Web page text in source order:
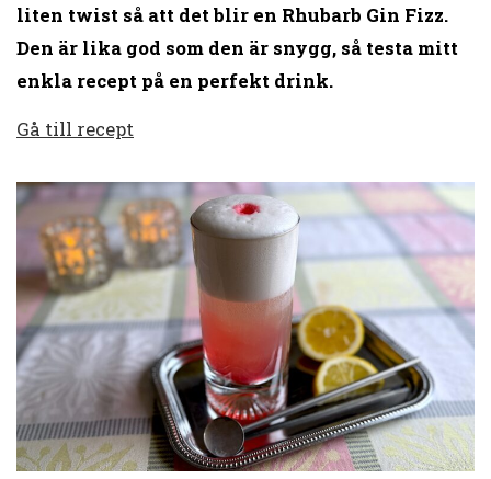
liten twist så att det blir en Rhubarb Gin Fizz.
Den är lika god som den är snygg, så testa mitt
enkla recept på en perfekt drink.
Gå till recept